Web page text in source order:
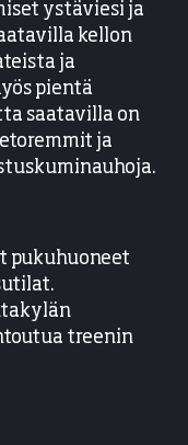
ystäviesi ja
kellon
ja
pientä
saatavilla on
ja
pukuhuoneet
treenin